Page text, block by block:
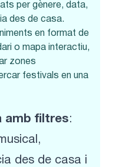
per gènere, data,
des de casa.
en format de
o mapa interactiu,
zones
festivals en una
amb filtres:
des de casa i